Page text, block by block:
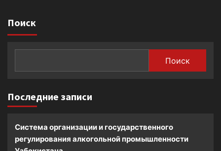
Поиск
Поиск
Последние записи
Система организации и государственного
регулирования алкогольной промышленности